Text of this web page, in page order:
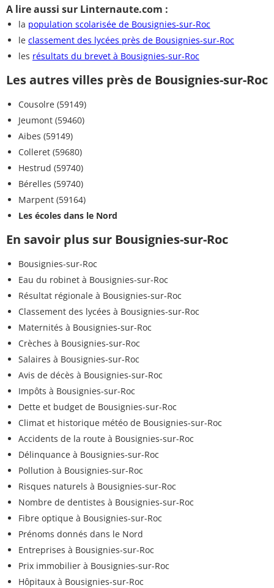
A lire aussi sur Linternaute.com :
la population scolarisée de Bousignies-sur-Roc
le classement des lycées près de Bousignies-sur-Roc
les résultats du brevet à Bousignies-sur-Roc
Les autres villes près de Bousignies-sur-Roc
Cousolre (59149)
Jeumont (59460)
Aibes (59149)
Colleret (59680)
Hestrud (59740)
Bérelles (59740)
Marpent (59164)
Les écoles dans le Nord
En savoir plus sur Bousignies-sur-Roc
Bousignies-sur-Roc
Eau du robinet à Bousignies-sur-Roc
Résultat régionale à Bousignies-sur-Roc
Classement des lycées à Bousignies-sur-Roc
Maternités à Bousignies-sur-Roc
Crèches à Bousignies-sur-Roc
Salaires à Bousignies-sur-Roc
Avis de décès à Bousignies-sur-Roc
Impôts à Bousignies-sur-Roc
Dette et budget de Bousignies-sur-Roc
Climat et historique météo de Bousignies-sur-Roc
Accidents de la route à Bousignies-sur-Roc
Délinquance à Bousignies-sur-Roc
Pollution à Bousignies-sur-Roc
Risques naturels à Bousignies-sur-Roc
Nombre de dentistes à Bousignies-sur-Roc
Fibre optique à Bousignies-sur-Roc
Prénoms donnés dans le Nord
Entreprises à Bousignies-sur-Roc
Prix immobilier à Bousignies-sur-Roc
Hôpitaux à Bousignies-sur-Roc